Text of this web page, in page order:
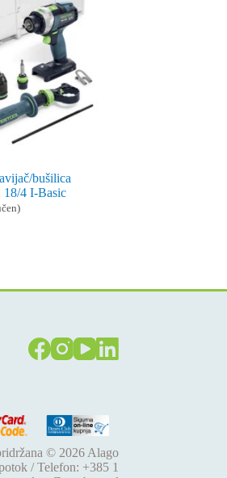
bušilica
4 I-Basic
© 2026 Alago
/ Telefon: +385 1